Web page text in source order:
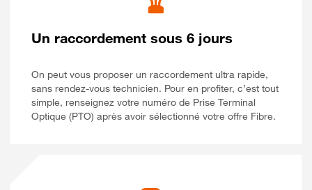
Un raccordement sous 6 jours
On peut vous proposer un raccordement ultra rapide,
sans rendez-vous technicien. Pour en profiter, c’est tout
simple, renseignez votre numéro de Prise Terminal
Optique (PTO) après avoir sélectionné votre offre Fibre.